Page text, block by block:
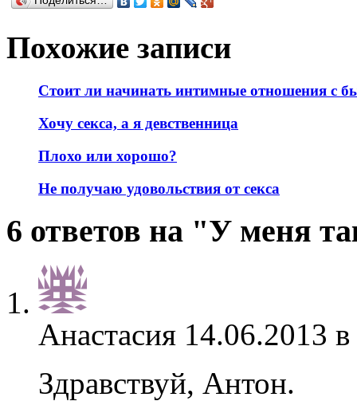
Похожие записи
Стоит ли начинать интимные отношения с
Хочу секса, а я девственница
Плохо или хорошо?
Не получаю удовольствия от секса
6 ответов на "У меня
Анастасия 14.06.2013
Здравствуй, Антон.